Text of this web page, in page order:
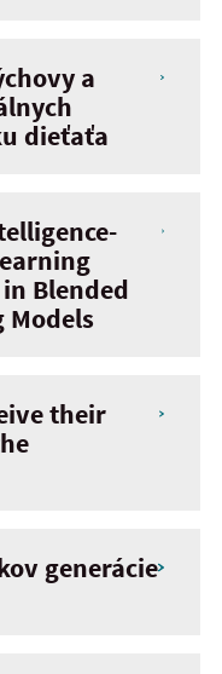
a
dieťaťa
Blended
Models
their
generácie